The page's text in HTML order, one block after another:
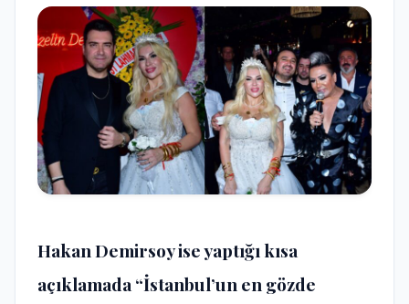
Hakan Demirsoy ise yaptığı kısa
açıklamada “İstanbul’un en gözde